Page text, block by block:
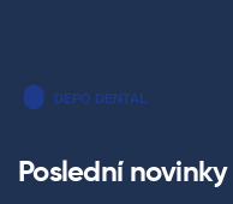
Poslední novinky